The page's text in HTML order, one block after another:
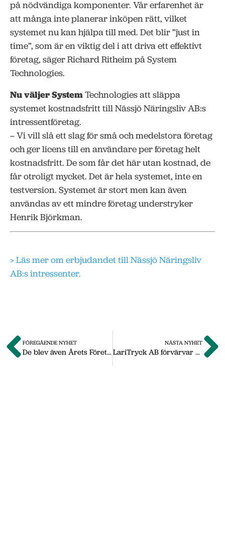
på nödvändiga komponenter. Vår erfarenhet är
att många inte planerar inköpen rätt, vilket
systemet nu kan hjälpa till med. Det blir ”just in
time”, som är en viktig del i att driva ett effektivt
företag, säger Richard Ritheim på System
Technologies.
Nu väljer SystemTechnologies att släppa
systemet kostnadsfritt till Nässjö Näringsliv AB:s
intressentföretag.
– Vi vill slå ett slag för små och medelstora företag
och ger licens till en användare per företag helt
kostnadsfritt. De som får det här utan kostnad, de
får otroligt mycket. Det är hela systemet, inte en
testversion. Systemet är stort men kan även
användas av ett mindre företag understryker
Henrik Björkman.
> Läs mer om erbjudandet till Nässjö Näringsliv
AB:s intressenter.
FÖREGÅENDE NYHET
De blev även Årets Företagare i Jönköpings län
NÄSTA NYHET
LariTryck AB förvärvar NT Etikett AB